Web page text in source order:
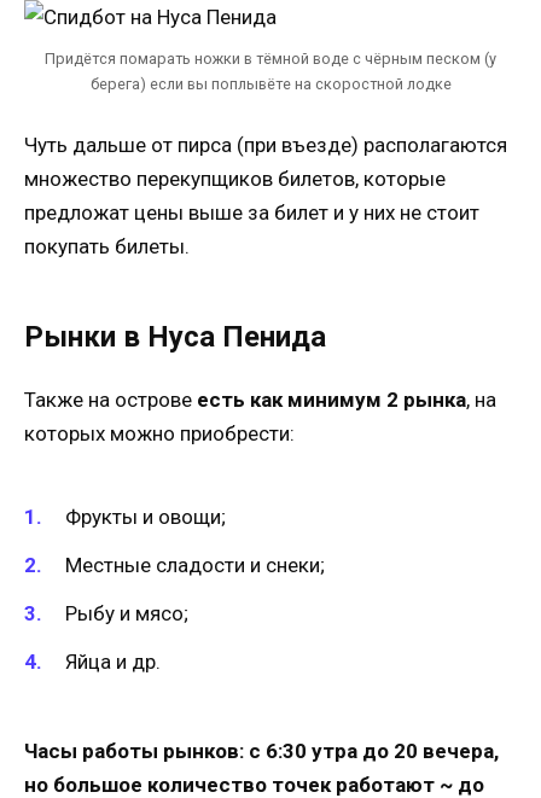
Придётся помарать ножки в тёмной воде с чёрным песком (у
берега) если вы поплывёте на скоростной лодке
Чуть дальше от пирса (при въезде) располагаются
множество перекупщиков билетов, которые
предложат цены выше за билет и у них не стоит
покупать билеты.
Рынки в Нуса Пенида
Также на острове есть как минимум 2 рынка, на
которых можно приобрести:
Фрукты и овощи;
Местные сладости и снеки;
Рыбу и мясо;
Яйца и др.
Часы работы рынков: с 6:30 утра до 20 вечера,
но большое количество точек работают ~ до